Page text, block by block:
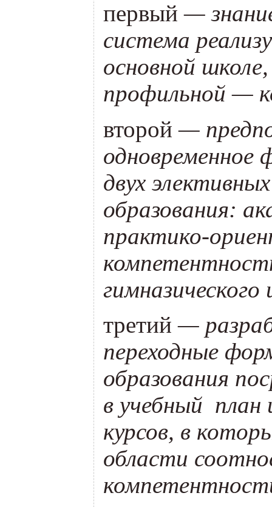
первый —
система
основной
профильной —
второй —
одновременное
двух
образования:
практико-
гимназического
третий —
переходные
образования
в учебный план
курсов, в
области